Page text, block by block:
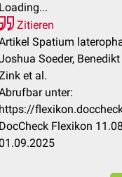
Zitieren
Spatium
Soeder,
et al.
unter:
Flexikon